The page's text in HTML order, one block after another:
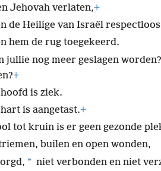
Jehovah verlaten,+
de Heilige van Israël
hem de rug toegekeerd.
jullie nog meer geslagen
+
is ziek.
is aangetast.+
tot kruin is er geen gezonde
builen en open wonden,
* niet verbonden en niet